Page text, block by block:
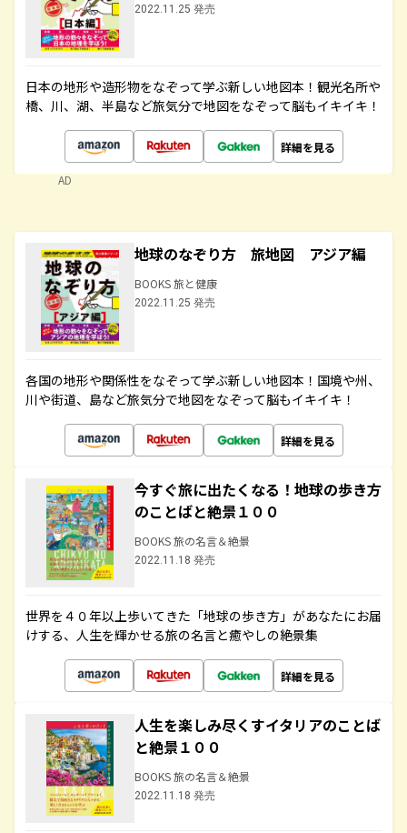
2022.11.25 発売
日本の地形や造形物をなぞって学ぶ新しい地図本！観光名所や
橋、川、湖、半島など旅気分で地図をなぞって脳もイキイキ！
詳細を見る
AD
地球のなぞり方 旅地図 アジア編
BOOKS 旅と健康
2022.11.25 発売
各国の地形や関係性をなぞって学ぶ新しい地図本！国境や州、
川や街道、島など旅気分で地図をなぞって脳もイキイキ！
詳細を見る
今すぐ旅に出たくなる！地球の歩き方
のことばと絶景１００
BOOKS 旅の名言＆絶景
2022.11.18 発売
世界を４０年以上歩いてきた「地球の歩き方」があなたにお届
けする、人生を輝かせる旅の名言と癒やしの絶景集
詳細を見る
人生を楽しみ尽くすイタリアのことば
と絶景１００
BOOKS 旅の名言＆絶景
2022.11.18 発売